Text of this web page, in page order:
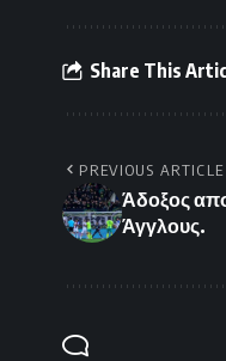
Share This
PREVIOUS ARTICLE
Άδοξος
Άγγλους.